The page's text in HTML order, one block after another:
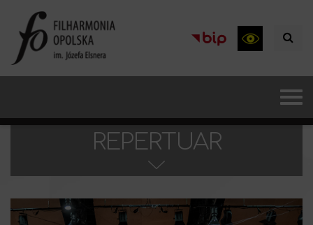
REPERTUAR